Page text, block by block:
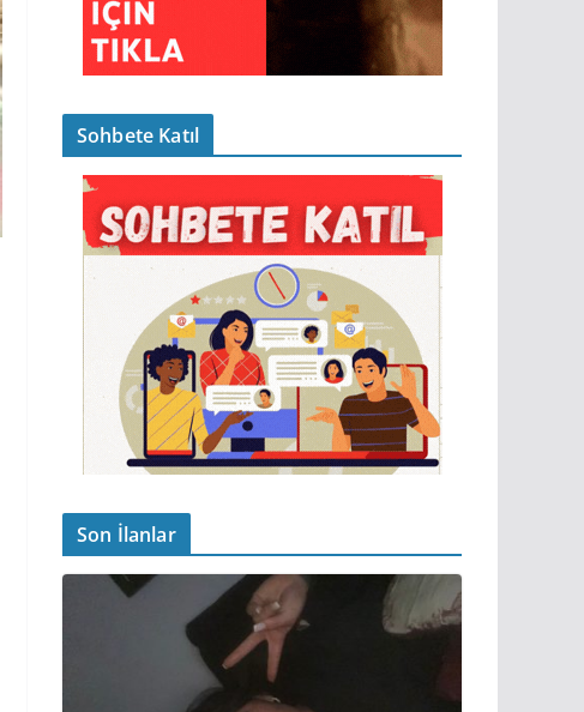
Sohbete Katıl
Son İlanlar